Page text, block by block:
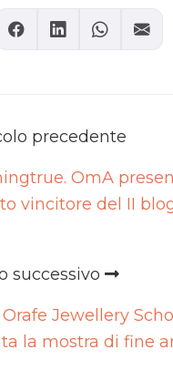
precedente
OmA
vincitore del II
successivo
Jewellery
la mostra di fine